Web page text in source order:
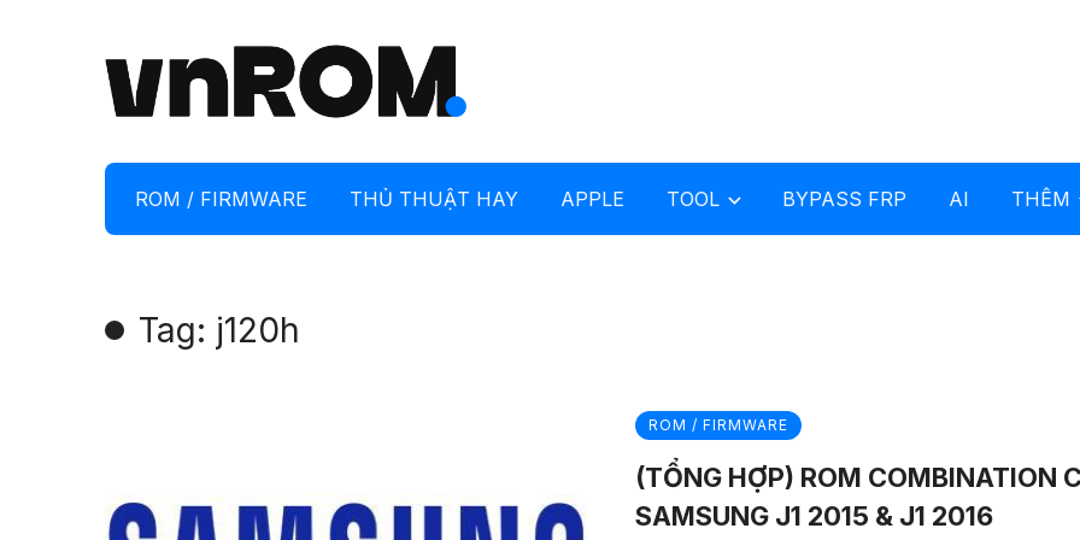
ROM / FIRMWARE THỦ THUẬT HAY APPLE TOOL BYPASS FRP AI THÊM
Tag: j120h
ROM / FIRMWARE
(TỔNG HỢP) ROM COMBINATION
SAMSUNG J1 2015 & J1 2016